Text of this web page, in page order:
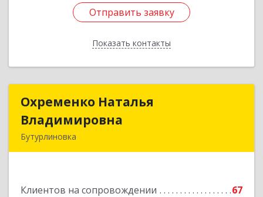
Отправить заявку
Показать контакты
Отправить заявку
Назад
Охременко Наталья
Владимировна
Бутурлиновка
Клиентов на сопровождении 67
Охременко Наталья